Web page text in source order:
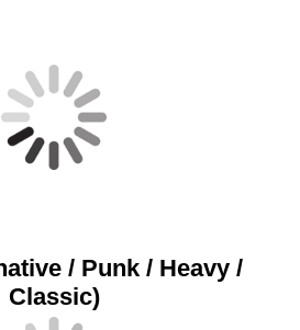
/ Punk / Heavy /
Classic)